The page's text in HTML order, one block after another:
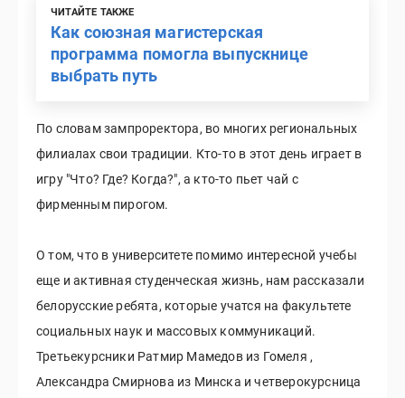
ЧИТАЙТЕ ТАКЖЕ
Как союзная магистерская
программа помогла выпускнице
выбрать путь
По словам зампроректора, во многих региональных
филиалах свои традиции. Кто-то в этот день играет в
игру "Что? Где? Когда?", а кто-то пьет чай с
фирменным пирогом.
О том, что в университете помимо интересной учебы
еще и активная студенческая жизнь, нам рассказали
белорусские ребята, которые учатся на факультете
социальных наук и массовых коммуникаций.
Третьекурсники Ратмир Мамедов из Гомеля ,
Александра Смирнова из Минска и четверокурсница